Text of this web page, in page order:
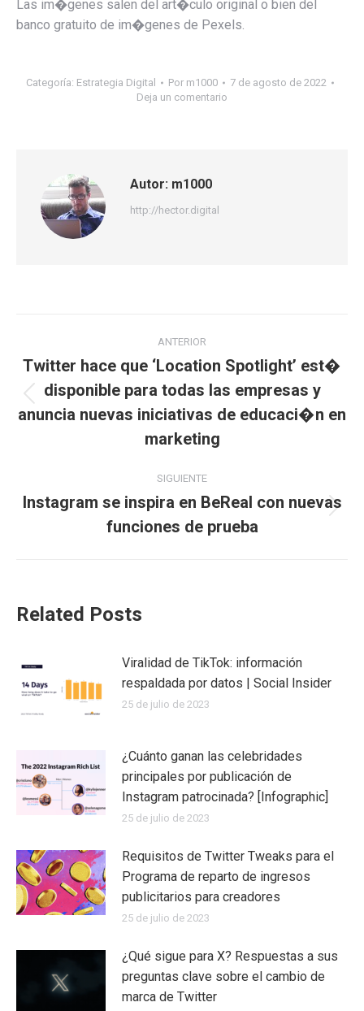
Las im�genes salen del art�culo original o bien del
banco gratuito de im�genes de Pexels.
Categoría: Estrategia Digital Por m1000
7 de agosto de 2022
Deja un comentario
Autor: m1000
http://hector.digital
Navegación
entre
publicaciones
ANTERIOR
anterior:
Twitter hace que ‘Location Spotlight’ est�
disponible para todas las empresas y
anuncia nuevas iniciativas de educaci�n en
marketing
SIGUIENTE
siguiente:
Instagram se inspira en BeReal con nuevas
funciones de prueba
Related Posts
Viralidad de TikTok: información
respaldada por datos | Social Insider
25 de julio de 2023
¿Cuánto ganan las celebridades
principales por publicación de
Instagram patrocinada? [Infographic]
25 de julio de 2023
Requisitos de Twitter Tweaks para el
Programa de reparto de ingresos
publicitarios para creadores
25 de julio de 2023
¿Qué sigue para X? Respuestas a sus
preguntas clave sobre el cambio de
marca de Twitter